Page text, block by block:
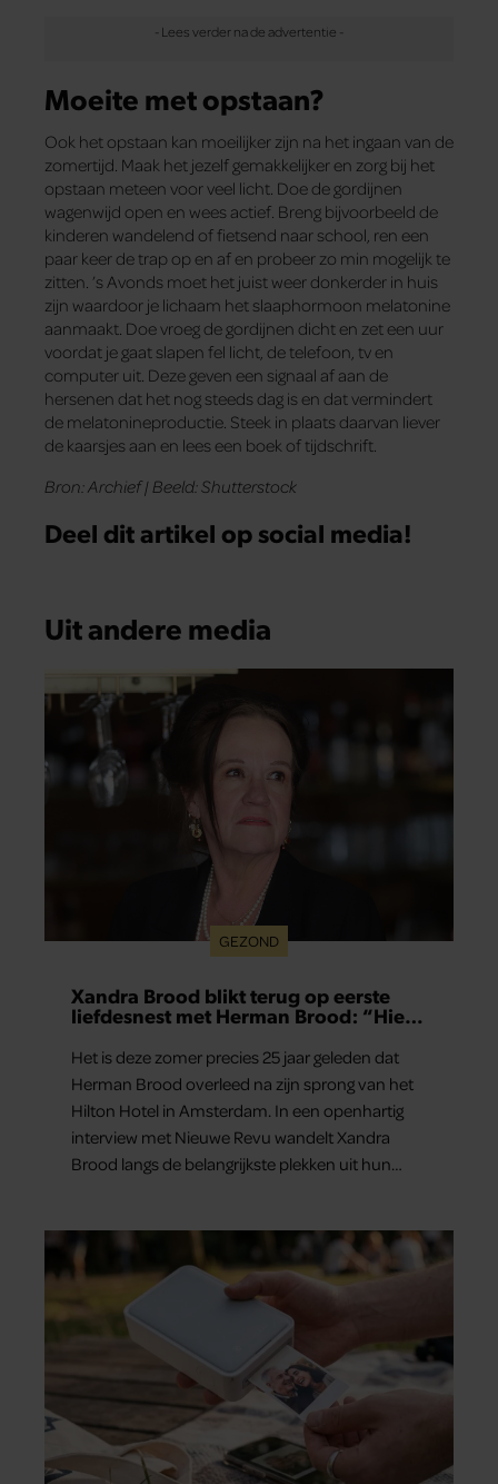
Moeite met opstaan?
Ook het opstaan kan moeilijker zijn na het ingaan van de
zomertijd. Maak het jezelf gemakkelijker en zorg bij het
opstaan meteen voor veel licht. Doe de gordijnen
wagenwijd open en wees actief. Breng bijvoorbeeld de
kinderen wandelend of fietsend naar school, ren een
paar keer de trap op en af en probeer zo min mogelijk te
zitten. ’s Avonds moet het juist weer donkerder in huis
zijn waardoor je lichaam het slaaphormoon melatonine
aanmaakt. Doe vroeg de gordijnen dicht en zet een uur
voordat je gaat slapen fel licht, de telefoon, tv en
computer uit. Deze geven een signaal af aan de
hersenen dat het nog steeds dag is en dat vermindert
de melatonineproductie. Steek in plaats daarvan liever
de kaarsjes aan en lees een boek of tijdschrift.
Bron: Archief | Beeld: Shutterstock
Deel dit artikel op social media!
Uit andere media
GEZOND
Xandra Brood blikt terug op eerste
liefdesnest met Herman Brood: “Hier
Het is deze zomer precies 25 jaar geleden dat
Herman Brood overleed na zijn sprong van het
Hilton Hotel in Amsterdam. In een openhartig
interview met Nieuwe Revu wandelt Xandra
Brood langs de belangrijkste plekken uit hun
aan herinneringen op. Daar begon hun leven
samen en werd dochter Lola geboren.